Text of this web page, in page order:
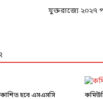
যুক্তরাজ্যে ২০২৭
হবে এসএসসি